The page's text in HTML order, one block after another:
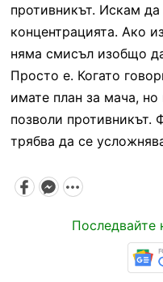
противникът. Искам
концентрацията. Ако
няма смисъл изобщо
Просто е. Когато
имате план за мача, но
позволи противникът.
трябва да се
Последвайте